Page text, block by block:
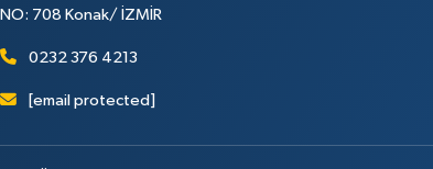
NO: 708 Konak/ İZMİR
0232 376 4213
[email protected]